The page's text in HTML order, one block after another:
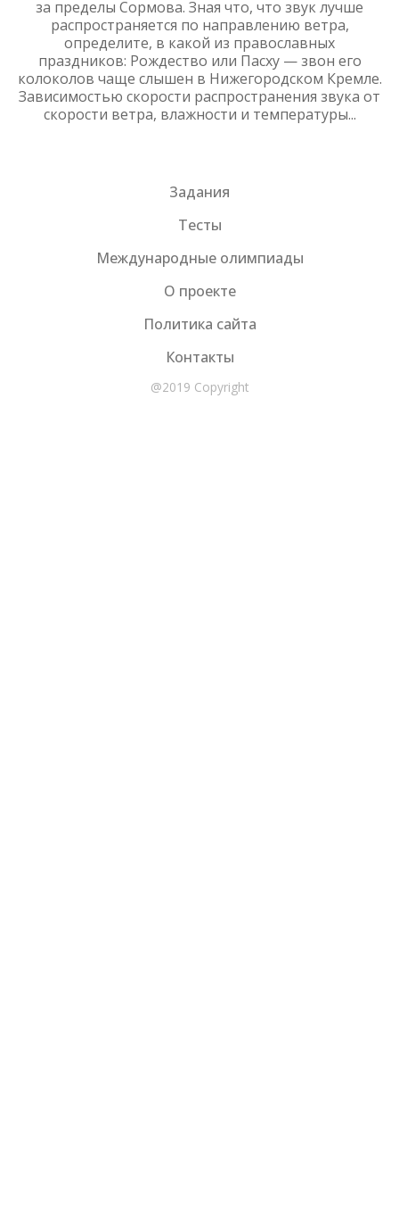
за пределы Сормова. Зная что, что звук лучше
распространяется по направлению ветра,
определите, в какой из православных
праздников: Рождество или Пасху — звон его
колоколов чаще слышен в Нижегородском Кремле.
Зависимостью скорости распространения звука от
скорости ветра, влажности и температуры...
Задания
Тесты
Международные олимпиады
О проекте
Политика сайта
Контакты
@2019 Copyright